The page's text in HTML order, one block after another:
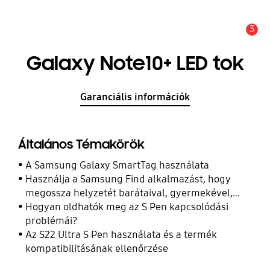
3
Galaxy Note10+ LED tok
Garanciális információk
Általános Témakörök
A Samsung Galaxy SmartTag használata
Használja a Samsung Find alkalmazást, hogy
megossza helyzetét barátaival, gyermekével,
családjával és más kapcsolataival
Hogyan oldhatók meg az S Pen kapcsolódási
problémái?
Az S22 Ultra S Pen használata és a termék
kompatibilitásának ellenőrzése